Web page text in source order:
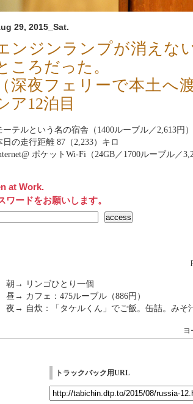
29, 2015_Sat.
ンジンランプが消えな
ころだった。
（深夜フェリーで本土へ
ア12泊目
ーテルという名の宿舎（1400ルーブル／2,613円）
日の走行距離 87（2,233）キロ
ポケットWi-Fi（24GB／1700ルーブル／
at Work.
ワードをお願いします。
朝→ リンゴひとり一個
昼→ カフェ：475ルーブル（886円）
夜→ 自炊：「タケルくん」でご飯。缶詰。みそ
ヨ
トラックバック用URL